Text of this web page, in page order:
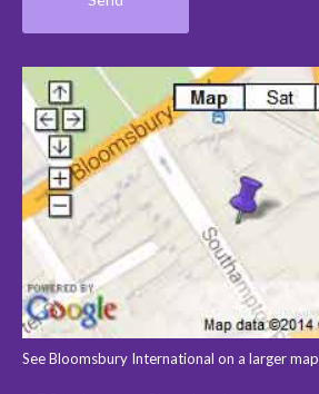
See Bloomsbury International on a larger map